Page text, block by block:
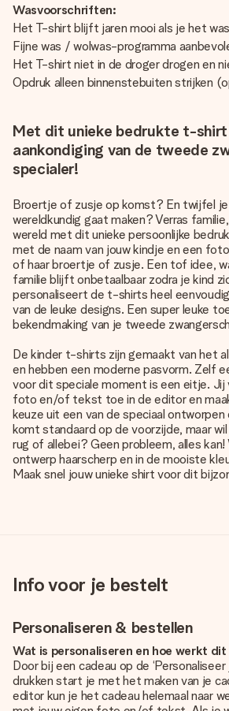
Wasvoorschriften:
Het T-shirt blijft jaren mooi als je het
Fijne was / wolwas-programma
Het T-shirt niet in de droger drogen en
Opdruk alleen binnenstebuiten strijken
Met dit unieke bedrukte t-
aankondiging van de tweede
specialer!
Broertje of zusje op komst? En twijfel
wereldkundig gaat maken? Verras
wereld met dit unieke persoonlijke
met de naam van jouw kindje en een
of haar broertje of zusje. Een tof idee,
familie blijft onbetaalbaar zodra je kind
personaliseert de t-shirts heel
van de leuke designs. Een super leuke
bekendmaking van je tweede
De kinder t-shirts zijn gemaakt van het
en hebben een moderne pasvorm. Zelf
voor dit speciale moment is een eitje. Jij
foto en/of tekst toe in de editor en
keuze uit een van de speciaal
komt standaard op de voorzijde, maar
rug of allebei? Geen probleem, alles kan!
ontwerp haarscherp en in de mooiste
Maak snel jouw unieke shirt voor dit
Info voor je bestelt
Personaliseren & bestellen
Wat is personaliseren en hoe werkt
Door bij een cadeau op de
drukken start je met het maken van je
editor kun je het cadeau helemaal naar